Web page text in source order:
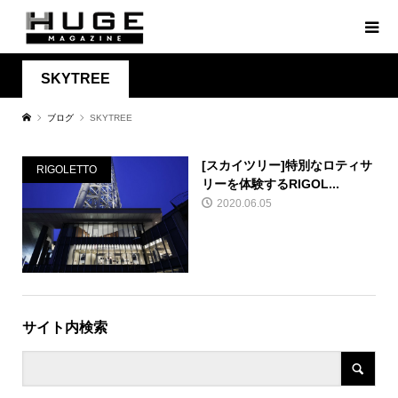
SKYTREE
ブログ SKYTREE
RIGOLETTO
[スカイツリー]特別なロティサ
リーを体験するRIGOL...
2020.06.05
サイト内検索